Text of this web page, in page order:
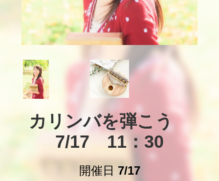
カリンバを弾こう
7/17　11：30
開催日 7/17